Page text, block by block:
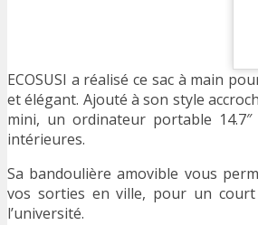
ECOSUSI a réalisé ce sac à main
et élégant. Ajouté à son style
mini, un ordinateur portable
intérieures.
Sa bandoulière amovible vous
vos sorties en ville, pour un
l’université.